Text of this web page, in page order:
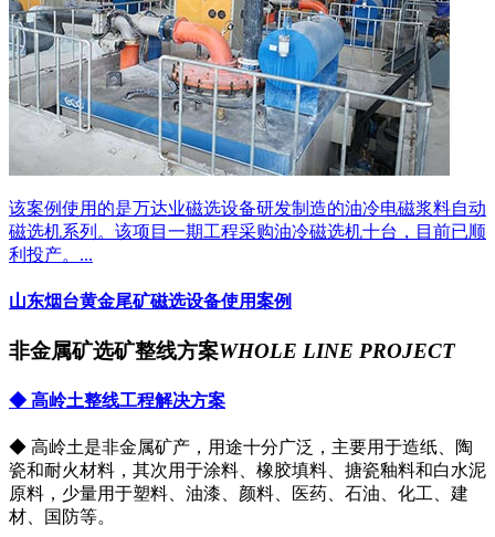
该案例使用的是万达业磁选设备研发制造的油冷电磁浆料自动
磁选机系列。该项目一期工程采购油冷磁选机十台，目前已顺
利投产。...
山东烟台黄金尾矿磁选设备使用案例
非金属矿选矿整线方案WHOLE LINE PROJECT
◆ 高岭土整线工程解决方案
◆ 高岭土是非金属矿产，用途十分广泛，主要用于造纸、陶
瓷和耐火材料，其次用于涂料、橡胶填料、搪瓷釉料和白水泥
原料，少量用于塑料、油漆、颜料、医药、石油、化工、建
材、国防等。